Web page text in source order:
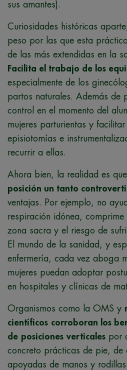
sus amantes).
Curiosidades históricas
peso por las que esta
de las más extendidas en la
Facilita el trabajo de los
especialmente de los
partos naturales. Además de
control en el momento del
mujeres parturientas y
episiotomías e
recurrir a ellas.
Ahora bien, la realidad es que
posición un tanto
ventajas. Por ejemplo, no
respiración idónea, comprime
zona sacra y el riesgo de
El mundo de la sanidad, y
enfermería, cada vez aboga
mujeres puedan adoptar
en hospitales y clínicas de
Organismos como la OMS y
científicos corroboran los
de posiciones verticales por
concreto prácticas de pie, de
apoyadas de manos y rodillas: